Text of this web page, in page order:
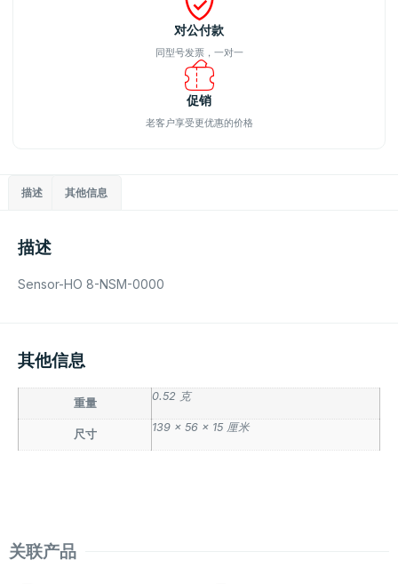
对公付款
同型号发票，一对一
促销
老客户享受更优惠的价格
描述 其他信息
描述
Sensor-HO 8-NSM-0000
其他信息
重量
0.52 克
尺寸
139 × 56 × 15 厘米
关联产品